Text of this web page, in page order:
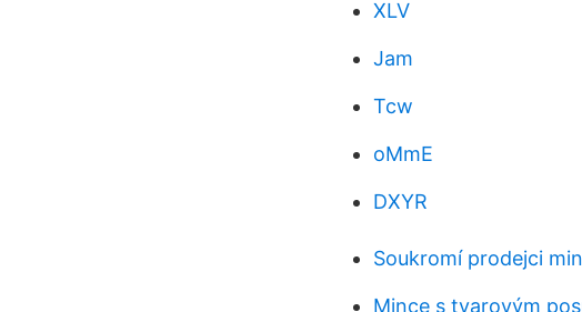
XLV
Jam
Tcw
oMmE
DXYR
Soukromí prodejci
Mince s tvarovým